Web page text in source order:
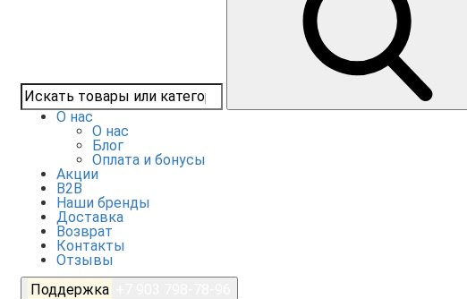
О нас
О нас
Блог
Оплата и бонусы
Акции
B2B
Наши бренды
Доставка
Возврат
Контакты
Отзывы
Поддержка